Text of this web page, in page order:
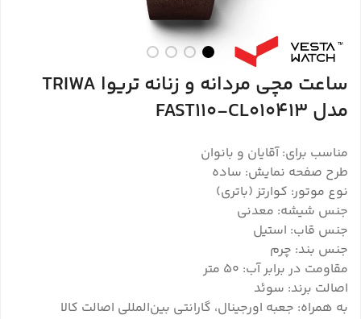
ساعت مچی مردانه و زنانه تریوا TRIWA
مدل FAST110-CL010413
مناسب برای: آقایان و بانوان
طرح صفحه نمایش: ساده
نوع موتور: کوارتز (باتری)
جنس شیشه: معدنی
جنس قاب: استیل
جنس بند: چرم
مقاومت در برابر آب: 50 متر
اصالت برند: سوئد
به همراه: جعبه اورجینال، گارانتی بین‌المللی اصالت کالا